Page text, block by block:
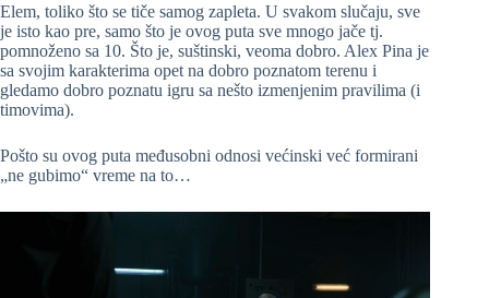
Elem, toliko što se tiče samog zapleta. U svakom slučaju, sve
je isto kao pre, samo što je ovog puta sve mnogo jače tj.
pomnoženo sa 10. Što je, suštinski, veoma dobro. Alex Pina je
sa svojim karakterima opet na dobro poznatom terenu i
gledamo dobro poznatu igru sa nešto izmenjenim pravilima (i
timovima).
Pošto su ovog puta međusobni odnosi većinski već formirani
„ne gubimo“ vreme na to…